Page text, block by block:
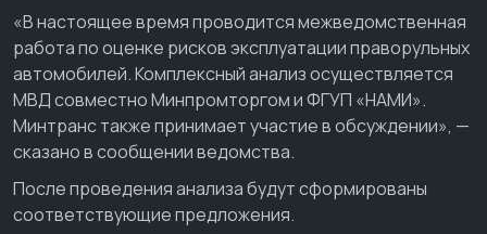
«В настоящее время проводится межведомственная
работа по оценке рисков эксплуатации праворульных
автомобилей. Комплексный анализ осуществляется
МВД совместно Минпромторгом и ФГУП «НАМИ».
Минтранс также принимает участие в обсуждении», —
сказано в сообщении ведомства.
После проведения анализа будут сформированы
соответствующие предложения.